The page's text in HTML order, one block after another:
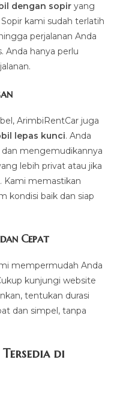
dengan sopir yang
kami sudah terlatih
perjalanan Anda
Anda hanya perlu
ArimbiRentCar juga
lepas kunci. Anda
mengemudikannya
lebih privat atau jika
Kami memastikan
kondisi baik dan siap
Cepat
mempermudah Anda
kunjungi website
tentukan durasi
dan simpel, tanpa
Tersedia di